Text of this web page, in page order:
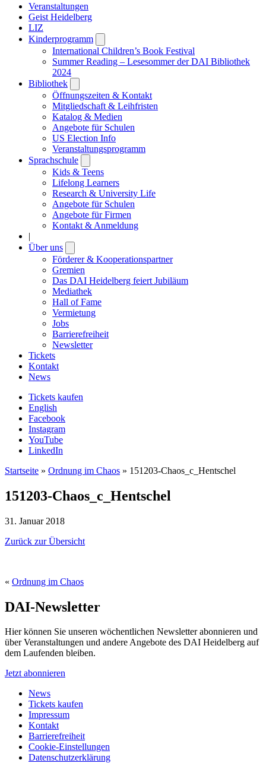
Veranstaltungen
Geist Heidelberg
LIZ
Kinderprogramm
submenu
International Children’s Book Festival
Summer Reading – Lesesommer der DAI Bibliothek
2024
Bibliothek
submenu
Öffnungszeiten & Kontakt
Mitgliedschaft & Leihfristen
Katalog & Medien
Angebote für Schulen
US Election Info
Veranstaltungsprogramm
Sprachschule
submenu
Kids & Teens
Lifelong Learners
Research & University Life
Angebote für Schulen
Angebote für Firmen
Kontakt & Anmeldung
|
Über uns
submenu
Förderer & Kooperationspartner
Gremien
Das DAI Heidelberg feiert Jubiläum
Mediathek
Hall of Fame
Vermietung
Jobs
Barrierefreiheit
Newsletter
Tickets
Kontakt
News
Tickets kaufen
English
Facebook
Instagram
YouTube
LinkedIn
Startseite » Ordnung im Chaos » 151203-Chaos_c_Hentschel
151203-Chaos_c_Hentschel
31. Januar 2018
Zurück zur Übersicht
« Ordnung im Chaos
DAI-Newsletter
Hier können Sie unseren wöchentlichen Newsletter abonnieren und
über Veranstaltungen und andere Angebote des DAI Heidelberg auf
dem Laufenden bleiben.
Jetzt abonnieren
News
Tickets kaufen
Impressum
Kontakt
Barrierefreiheit
Cookie-Einstellungen
Datenschutzerklärung